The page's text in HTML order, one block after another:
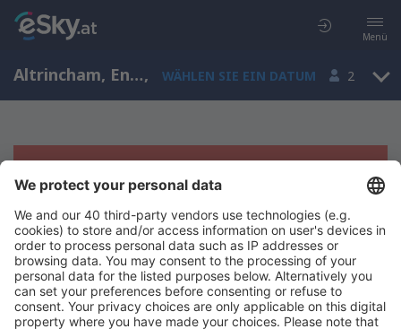
Menü
Altrincham, England, Großbritannien, WÄHLEN SIE EIN DATUM 2
Es tut uns leid, wir können keine
Ergebnisse aufzeigen
Bitte starten Sie Ihre Suche erneut mit anderen Suchkriterien.